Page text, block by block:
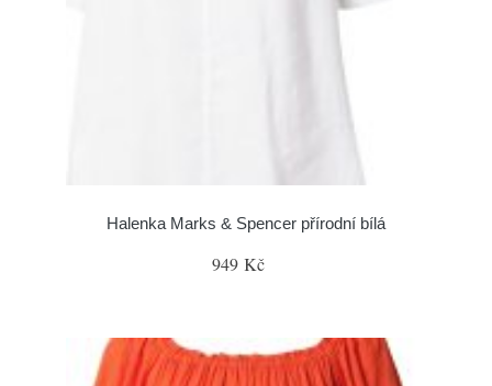
Halenka Marks & Spencer přírodní bílá
949 Kč